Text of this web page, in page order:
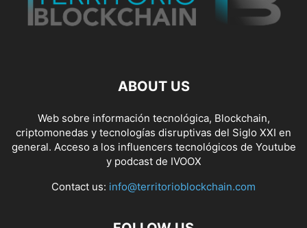
ABOUT US
Web sobre información tecnológica, Blockchain,
criptomonedas y tecnologías disruptivas del Siglo XXI en
general. Acceso a los influencers tecnológicos de Youtube
y podcast de IVOOX
Contact us: info@territorioblockchain.com